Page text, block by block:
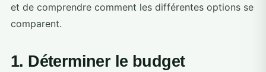
et de comprendre comment les différentes options se
comparent.
1. Déterminer le budget